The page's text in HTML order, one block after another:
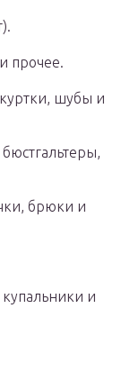
прочее.
шубы и
брюки и
и